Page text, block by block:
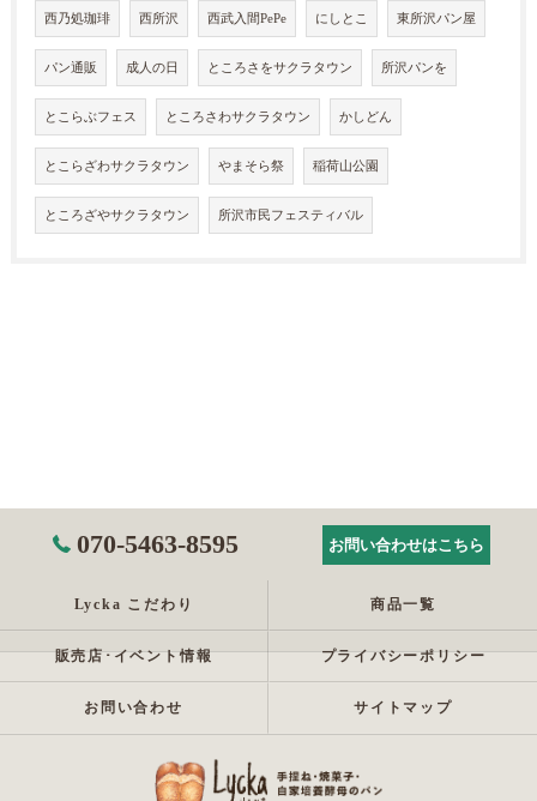
西乃処珈琲 西所沢 西武入間PePe にしとこ 東所沢パン屋
パン通販 成人の日 ところさをサクラタウン 所沢パンを
とこらぶフェス ところさわサクラタウン かしどん
とこらざわサクラタウン やまそら祭 稲荷山公園
ところざやサクラタウン 所沢市民フェスティバル
070-5463-8595 お問い合わせはこちら
Lycka こだわり 商品一覧
販売店･イベント情報 プライバシーポリシー
お問い合わせ サイトマップ